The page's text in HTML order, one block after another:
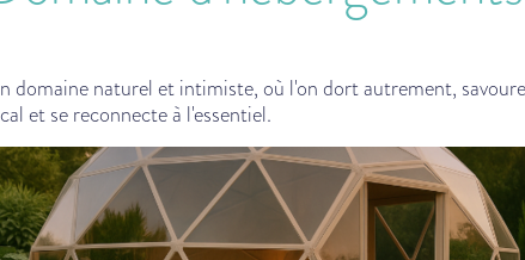
domaine naturel et intimiste, où l'on dort autrement,
et se reconnecte à l'essentiel.